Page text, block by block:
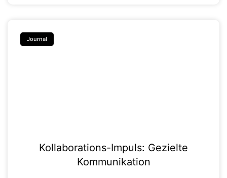
Journal
Kollaborations-Impuls: Gezielte
Kommunikation